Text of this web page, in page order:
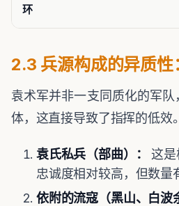
环
2.3 兵源构成的异质性
袁术军并非一支同质化的军
体，这直接导致了指挥的低效。
袁氏私兵（部曲）：
这是
忠诚度相对较高，但数量
依附的流寇（黑山、白波